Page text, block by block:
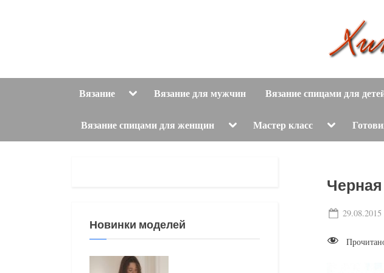
Вязание ToggleВязание для мужчин Вязание спицами для
Вязание спицами для женщин Toggle
menu
Мастер класс Toggle
menu
Posted
29.08.2015
Новинки моделей